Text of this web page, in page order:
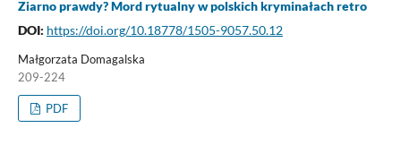
Ziarno prawdy? Mord rytualny w polskich kryminałach retro
DOI: https://doi.org/10.18778/1505-9057.50.12
Małgorzata Domagalska
209-224
PDF